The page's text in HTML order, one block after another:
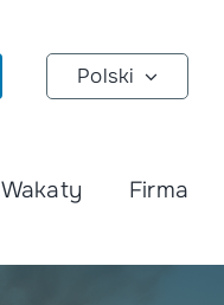
Polski
Wakaty Firma